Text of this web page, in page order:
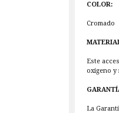
COLOR:
Cromado
Este
oxigeno
La